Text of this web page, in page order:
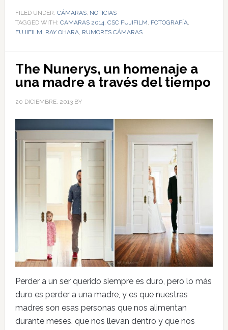
FILED UNDER: CÁMARAS, NOTICIAS
TAGGED WITH: CAMARAS 2014, CSC FUJIFILM, FOTOGRAFÍA,
FUJIFILM, RAY OHARA, RUMORES CÁMARAS
The Nunerys, un homenaje a
una madre a través del tiempo
20 DICIEMBRE, 2013BY
Perder a un ser querido siempre es duro, pero lo más
duro es perder a una madre, y es que nuestras
madres son esas personas que nos alimentan
durante meses, que nos llevan dentro y que nos